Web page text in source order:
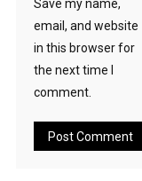
Save my name,
email, and website
in this browser for
the next time I
comment.